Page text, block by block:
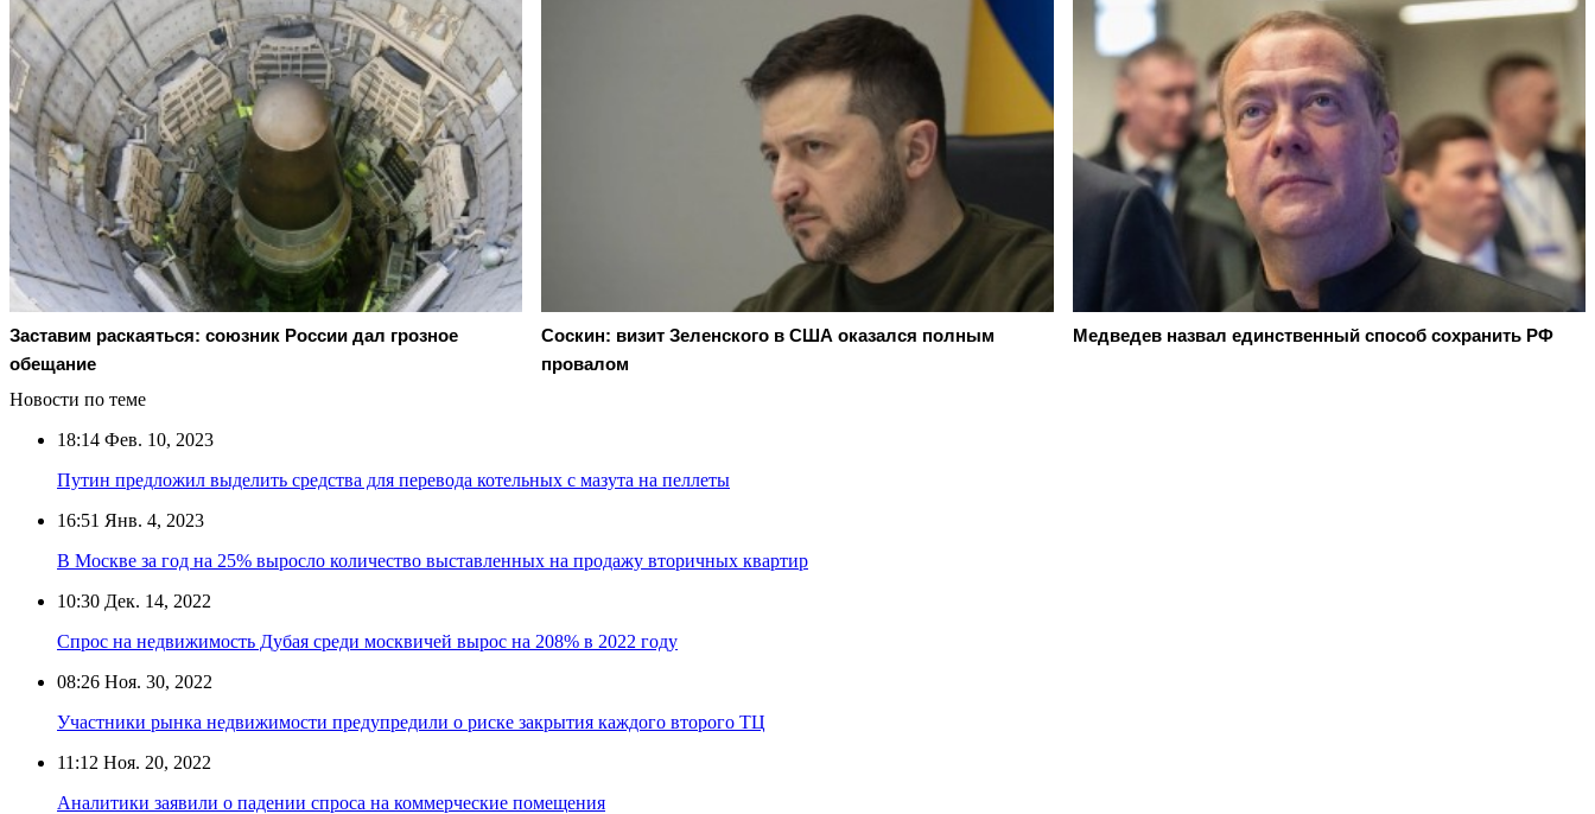
Заставим раскаяться: союзник России дал грозное
обещание
Соскин: визит Зеленского в США оказался полным
провалом
Медведев назвал единственный способ сохранить РФ
Новости по теме
18:14 Фев. 10, 2023
Путин предложил выделить средства для перевода котельных с мазута на пеллеты
16:51 Янв. 4, 2023
В Москве за год на 25% выросло количество выставленных на продажу вторичных квартир
10:30 Дек. 14, 2022
Спрос на недвижимость Дубая среди москвичей вырос на 208% в 2022 году
08:26 Ноя. 30, 2022
Участники рынка недвижимости предупредили о риске закрытия каждого второго ТЦ
11:12 Ноя. 20, 2022
Аналитики заявили о падении спроса на коммерческие помещения